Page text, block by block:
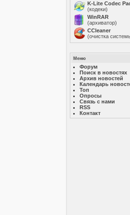
K-Lite Codec
(кодеки)
WinRAR
(архиватор)
ССleaner
(очистка
Меню
Форум
Поиск в новостях
Архив новостей
Календарь
Топ
Опросы
Связь с нами
RSS
Контакт